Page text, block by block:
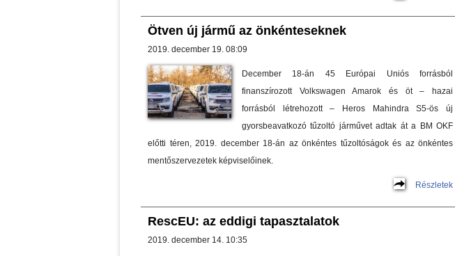
Ötven új jármű az önkénteseknek
2019. december 19. 08:09
December 18-án 45 Európai Uniós forrásból
finanszírozott Volkswagen Amarok és öt – hazai
forrásból létrehozott – Heros Mahindra S5-ös új
gyorsbeavatkozó tűzoltó járművet adtak át a BM OKF
előtti téren, 2019. december 18-án az önkéntes tűzoltóságok és az önkéntes
mentőszervezetek képviselőinek.
Részletek
RescEU: az eddigi tapasztalatok
2019. december 14. 10:35